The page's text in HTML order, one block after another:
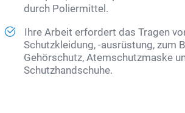
durch Poliermittel.
Ihre Arbeit erfordert das Tragen
Schutzkleidung, -ausrüstung, zum
Gehörschutz, Atemschutzmaske
Schutzhandschuhe.